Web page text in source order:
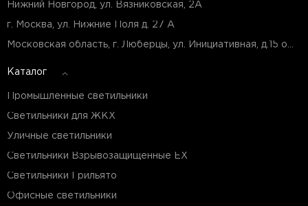
Нижний Новгород, ул. Вязниковская, 2А
г. Москва, ул. Нижние Поля д. 27 А
Каталог
Промышленные светильники
Светильники для ЖКХ
Уличные светильники
Светильники Взрывозащищенные EX
Светильники Грильято
Офисные светильники